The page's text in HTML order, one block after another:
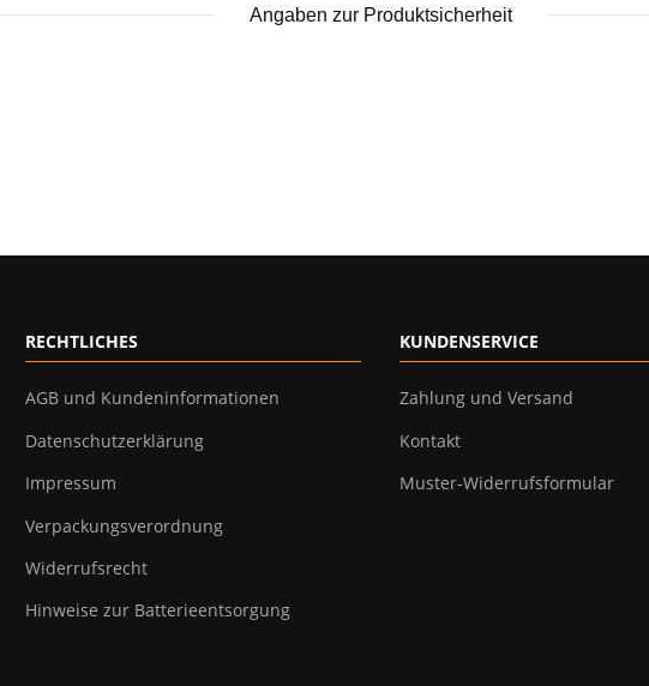
Angaben zur Produktsicherheit
RECHTLICHES
AGB und Kundeninformationen
Datenschutzerklärung
Impressum
Verpackungsverordnung
Widerrufsrecht
Hinweise zur Batterieentsorgung
KUNDENSERVICE
Zahlung und Versand
Kontakt
Muster-Widerrufsformular